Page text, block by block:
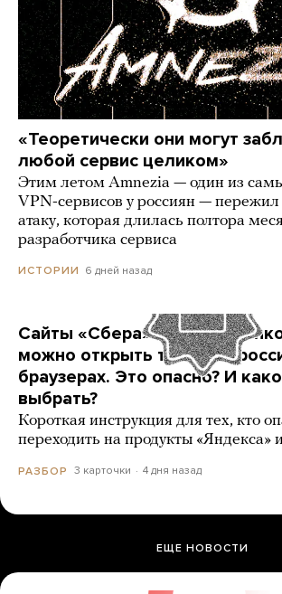
«Теоретически они могут
любой сервис целиком»
Этим летом Amnezia — один из
VPN-сервисов у россиян —
атаку, которая длилась полтора
разработчика сервиса
ИСТОРИИ 6 дней назад
Сайты «Сбера» и других
можно открыть только в
браузерах. Это опасно? И
выбрать?
Короткая инструкция для тех, кто
переходить на продукты «Яндекса»
РАЗБОР 3 карточки 4 дня назад
ЕЩЕ НОВОСТИ